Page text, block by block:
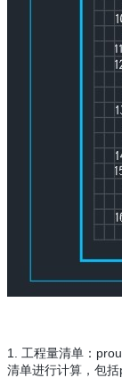
1. 工程量清单：
清单进行计算，